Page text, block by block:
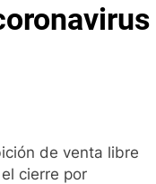
de venta libre
cierre por